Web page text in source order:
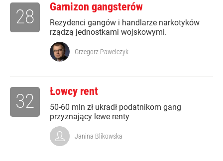
Garnizon gangsterów
Rezydenci gangów i handlarze narkotyków
rządzą jednostkami wojskowymi.
28
Grzegorz Pawelczyk
Łowcy rent
50-60 mln zł ukradł podatnikom gang
przyznający lewe renty
32
Janina Blikowska